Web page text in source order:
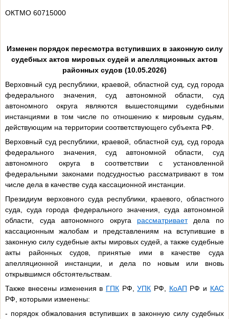
ОКТМО 60715000
Изменен порядок пересмотра вступивших в законную силу
судебных актов мировых судей и апелляционных актов
районных судов (10.05.2026)
Верховный суд республики, краевой, областной суд, суд города
федерального значения, суд автономной области, суд
автономного округа являются вышестоящими судебными
инстанциями в том числе по отношению к мировым судьям,
действующим на территории соответствующего субъекта РФ.
Верховный суд республики, краевой, областной суд, суд города
федерального значения, суд автономной области, суд
автономного округа в соответствии с установленной
федеральными законами подсудностью рассматривают в том
числе дела в качестве суда кассационной инстанции.
Президиум верховного суда республики, краевого, областного
суда, суда города федерального значения, суда автономной
области, суда автономного округа рассматриваетдела по
кассационным жалобам и представлениям на вступившие в
законную силу судебные акты мировых судей, а также судебные
акты районных судов, принятые ими в качестве суда
апелляционной инстанции, и дела по новым или вновь
открывшимся обстоятельствам.
Также внесены изменения в ГПК РФ,УПК РФ, КоАП РФ и КАС
РФ, которыми изменены:
- порядок обжалования вступивших в законную силу судебных